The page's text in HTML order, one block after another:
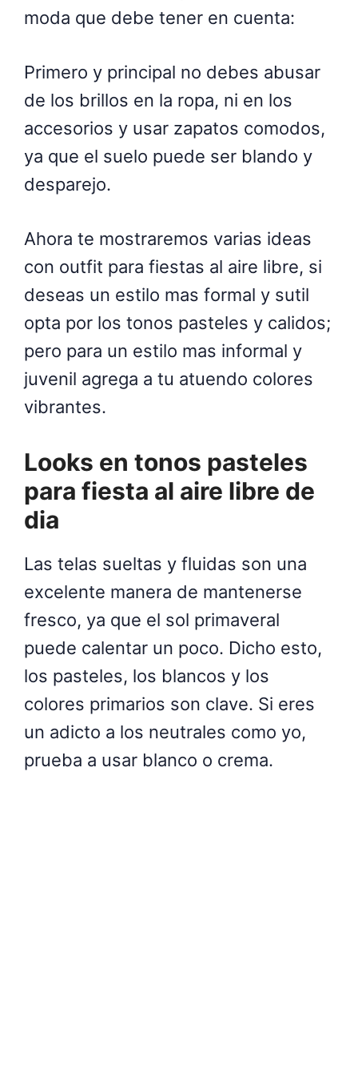
moda que debe tener en cuenta:
Primero y principal no debes abusar
de los brillos en la ropa, ni en los
accesorios y usar zapatos comodos,
ya que el suelo puede ser blando y
desparejo.
Ahora te mostraremos varias ideas
con outfit para fiestas al aire libre, si
deseas un estilo mas formal y sutil
opta por los tonos pasteles y calidos;
pero para un estilo mas informal y
juvenil agrega a tu atuendo colores
vibrantes.
Looks en tonos pasteles
para fiesta al aire libre de
dia
Las telas sueltas y fluidas son una
excelente manera de mantenerse
fresco, ya que el sol primaveral
puede calentar un poco. Dicho esto,
los pasteles, los blancos y los
colores primarios son clave. Si eres
un adicto a los neutrales como yo,
prueba a usar blanco o crema.